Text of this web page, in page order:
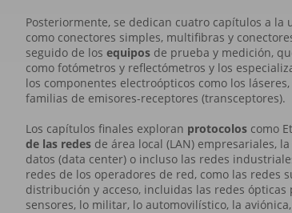
Posteriormente, se dedican cuatro capítulos a la
como conectores simples, multifibras y
seguido de los equipos de prueba y medición,
como fotómetros y reflectómetros y los
los componentes electroópticos como los láseres,
familias de emisores-receptores (transceptores).
Los capítulos finales exploran protocolos como
de las redes de área local (LAN) empresariales,
datos (data center) o incluso las redes
redes de los operadores de red, como las redes
distribución y acceso, incluidas las redes ópticas
sensores, lo militar, lo automovilístico, la